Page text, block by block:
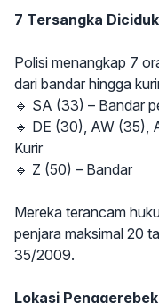
7 Tersangka
Polisi menangkap 7
dari bandar hingga
🔹 SA (33) – Bandar
🔹 DE (30), AW (35),
Kurir
🔹 Z (50) – Bandar
Mereka terancam
penjara maksimal 20
35/2009.
Lokasi